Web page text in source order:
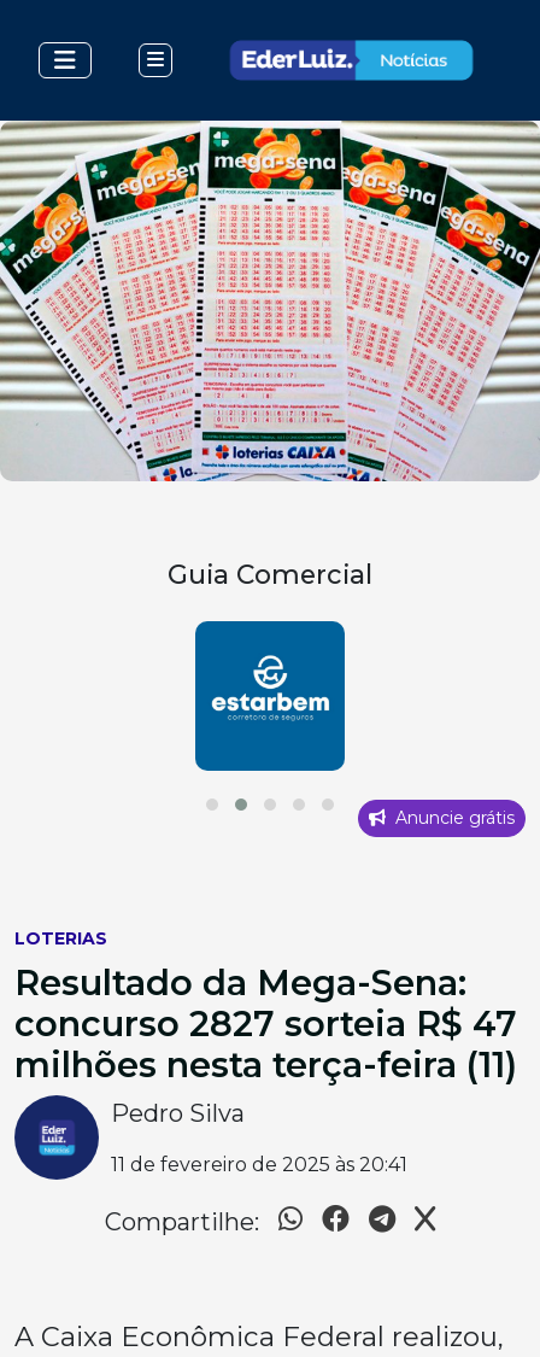
Guia Comercial
Anuncie grátis
LOTERIAS
Resultado da Mega-Sena:
concurso 2827 sorteia R$ 47
milhões nesta terça-feira (11)
Pedro Silva
11 de fevereiro de 2025 às 20:41
Compartilhe:
A Caixa Econômica Federal realizou,